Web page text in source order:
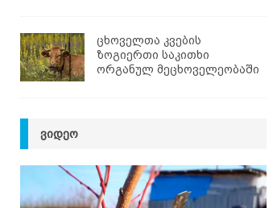
ცხოველთა კვების
ზოგიერთი საკითხი
ორგანულ მეცხოველეობაში
ᲕᲘᲓᲔᲝ